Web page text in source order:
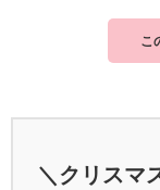
こ
＼クリスマ